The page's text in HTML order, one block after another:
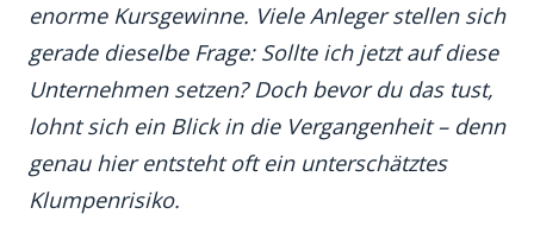
enorme Kursgewinne. Viele Anleger stellen sich
gerade dieselbe Frage: Sollte ich jetzt auf diese
Unternehmen setzen? Doch bevor du das tust,
lohnt sich ein Blick in die Vergangenheit – denn
genau hier entsteht oft ein unterschätztes
Klumpenrisiko.